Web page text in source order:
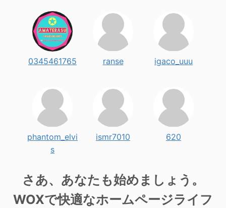
0345461765 ranse igaco_uuu
phantom_elvi
s
ismr7010 620
さあ、あなたも始めましょう。
WOXで快適なホームページライフ